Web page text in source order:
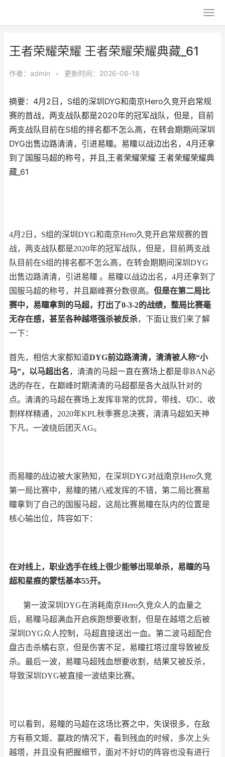
王者荣耀荣耀 王者荣耀荣耀典藏_61
作者： admin • 更新时间：2026-06-18
摘要：4月2日，S组的深圳DYG和南京Hero久竞开启常规
赛的首战，两支战队都是2020年的冠军战队，但是，目前
两支战队目前在S组的排名都不怎么高，在转会期期间深圳
DYG出售边路清清，引进易瞳。易瞳以战边出名，4月还拿
到了国服马超的称号，并且,王者荣耀荣耀 王者荣耀荣耀典
藏_61
4月 2 日， S组的深圳 DYG和南京Hero久竞开启常规赛的首
战，两支战队都是2020年的冠军战队，但是，目前两支战
队目前在S组的排名都不怎么高，在转会期期间深圳 DYG
出售边路清清，引进易瞳 。易瞳以战边出名， 4月还拿到了
国服马超的称号，并且巅峰赛分数很高。 但是在第二局比
赛中，易瞳拿到的马超，打出了0-3-2的战绩，整局比赛毫
无存在感，甚至各种越塔强杀被反杀，下面让我们来了解
一下：
首先，相信大家都知道DYG前边路清清，清清被人称“小
马”，以马超出名，清清的马超一直在赛场上都是非BAN必
选的存在，在巅峰时期清清的马超都是各大战队针对的
点。清清的马超在赛场上发挥非常的优异，带线、切C、收
割样样精通， 2020年KPL秋季赛总决赛，清清马超如天神
下凡，一波绕后团灭AG。
而易瞳的战边被大家熟知，在深圳 DYG对战南京Hero久竞
第一局比赛中，易瞳的猪八戒发挥的不错，第二局比赛易
瞳拿到了自己的国服马超，这局比赛易瞳在队内的位置是
核心输出位，阵容如下：
在对线上，职业选手在线上很少能够出现单杀，易瞳的马
超和星痕的蒙恬基本55开。
第一波深圳 DYG在消耗南京Hero久竞众人的血量之
后，易瞳马超满血开启疾跑想要收割，但是在越塔之后被
深圳 DYG众人控制，马超直接送出一血。第二波马超配合
盘古击杀橘右京，但是伤害不足，易瞳扛塔过度导致被反
杀。最后一波，易瞳马超残血想要收割，结果又被反杀，
导致深圳 DYG被直接一波结束比赛。
可以看到，易瞳的马超在这场比赛之中，失误很多，在敌
方有蔡文姬、嬴政的情况下，看到残血的时候，多次上头
越塔，并且没有把握细节，面对不好切的阵容也没有进行